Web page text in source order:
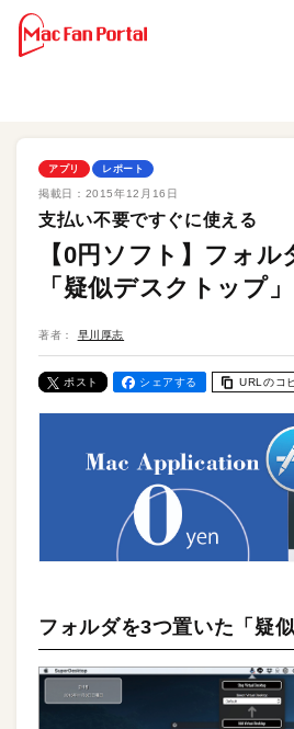
アプリ レポート
掲載日： 2015年12月16日
支払い不要ですぐに使える
【0円ソフト】フォ
「疑似デスクトップ」
著者： 早川厚志
ポスト シェアする URLのコ
フォルダを3つ置いた「疑